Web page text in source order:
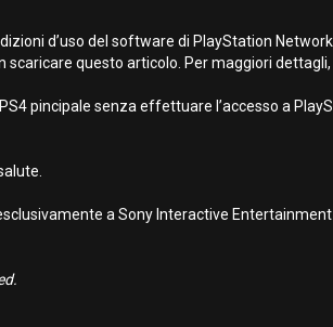
d’uso del software di PlayStation
questo articolo. Per maggiori
pincipale senza effettuare l’accesso a
a Sony Interactive Entertainment